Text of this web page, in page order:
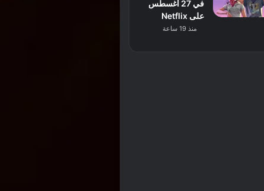
في 27 أغسطس
على Netflix
منذ 19 ساعة